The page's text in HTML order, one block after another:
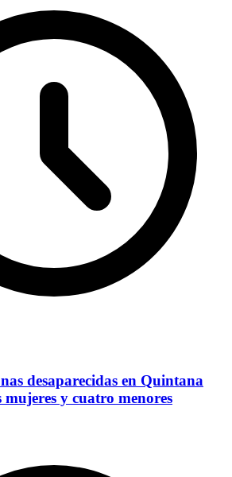
desaparecidas en Quintana
y cuatro menores